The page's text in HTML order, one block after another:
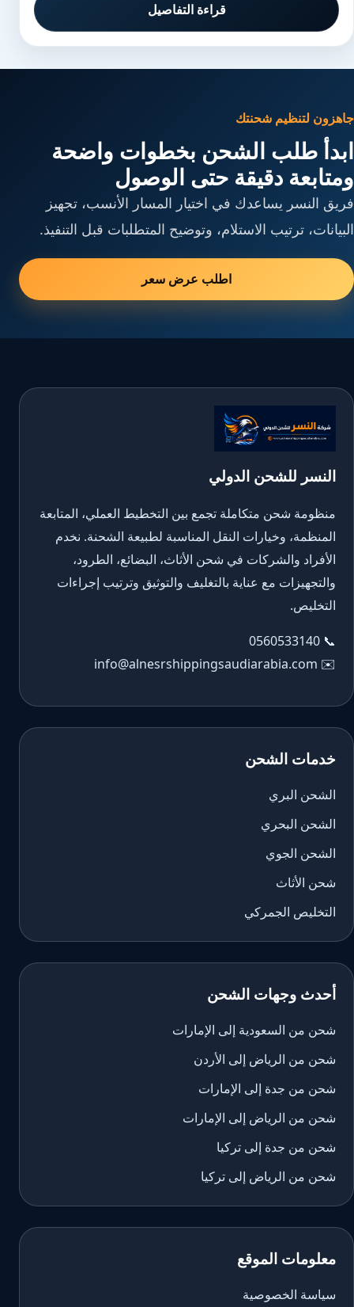
قراءة التفاصيل
جاهزون لتنظيم شحنتك
ابدأ طلب الشحن بخطوات واضحة
ومتابعة دقيقة حتى الوصول
فريق النسر يساعدك في اختيار المسار الأنسب، تجهيز
البيانات، ترتيب الاستلام، وتوضيح المتطلبات قبل التنفيذ.
اطلب عرض سعر
النسر للشحن الدولي
منظومة شحن متكاملة تجمع بين التخطيط العملي، المتابعة
المنظمة، وخيارات النقل المناسبة لطبيعة الشحنة. نخدم
الأفراد والشركات في شحن الأثاث، البضائع، الطرود،
والتجهيزات مع عناية بالتغليف والتوثيق وترتيب إجراءات
التخليص.
📞
0560533140
✉️
info@alnesrshippingsaudiarabia.com
خدمات الشحن
الشحن البري
الشحن البحري
الشحن الجوي
شحن الأثاث
التخليص الجمركي
أحدث وجهات الشحن
شحن من السعودية إلى الإمارات
شحن من الرياض إلى الأردن
شحن من جدة إلى الإمارات
شحن من الرياض إلى الإمارات
شحن من جدة إلى تركيا
شحن من الرياض إلى تركيا
معلومات الموقع
سياسة الخصوصية